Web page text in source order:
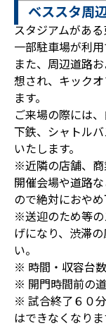
ベススタ周
スタジアムがあ
一部駐車場が利用
また、周辺道路
想され、キック
ます。
ご来場の際には
下鉄、シャトル
いたします。
※近隣の店舗、
開催会場や道路
ので絶対におやめ
※送迎のため等
げになり、渋滞
い。
※ 時間・収容台数
※ 開門時間前の
※ 試合終了６０
はできなくなりま